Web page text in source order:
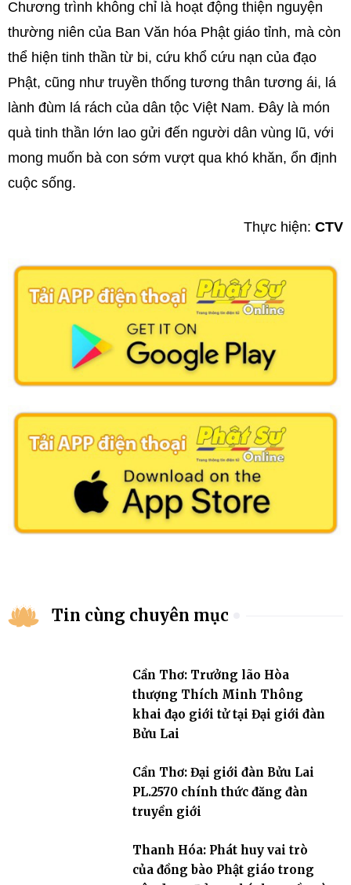
Chương trình không chỉ là hoạt động thiện nguyện
thường niên của Ban Văn hóa Phật giáo tỉnh, mà còn
thể hiện tinh thần từ bi, cứu khổ cứu nạn của đạo
Phật, cũng như truyền thống tương thân tương ái, lá
lành đùm lá rách của dân tộc Việt Nam. Đây là món
quà tinh thần lớn lao gửi đến người dân vùng lũ, với
mong muốn bà con sớm vượt qua khó khăn, ổn định
cuộc sống.
Thực hiện: CTV
Tin cùng chuyên mục
Cần Thơ: Trưởng lão Hòa
thượng Thích Minh Thông
khai đạo giới tử tại Đại giới đàn
Bửu Lai
Cần Thơ: Đại giới đàn Bửu Lai
PL.2570 chính thức đăng đàn
truyền giới
Thanh Hóa: Phát huy vai trò
của đồng bào Phật giáo trong